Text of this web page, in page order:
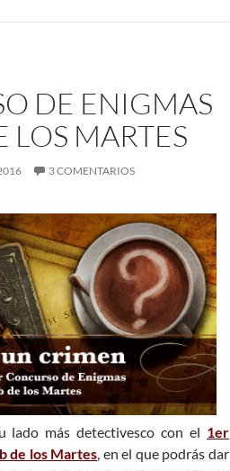
DE ENIGMAS
LOS MARTES
3 COMENTARIOS
lado más detectivesco con el 1er
de los Martes, en el que podrás dar